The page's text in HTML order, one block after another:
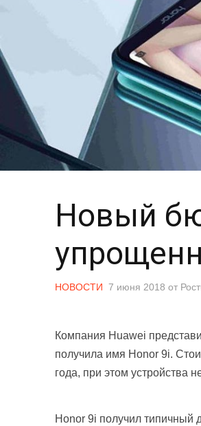
Новый
НОВОСТИ 7 июня 2018 от
Компания Huawei
получила имя Honor 9i.
года, при этом устройства
Honor 9i получил типичный